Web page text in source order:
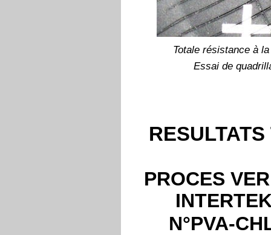
Totale résistance à
Essai de
PROCES
N°PVA-